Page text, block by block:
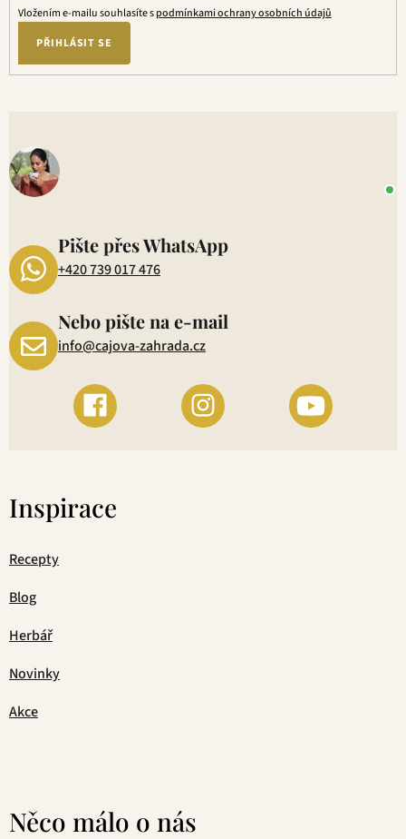
Vložením e-mailu souhlasíte spodmínkami ochrany osobních údajů
PŘIHLÁSIT SE
Pište přes WhatsApp
+420 739 017 476
Nebo pište na e-mail
info@cajova-zahrada.cz
Inspirace
Recepty
Blog
Herbář
Novinky
Akce
Něco málo o nás